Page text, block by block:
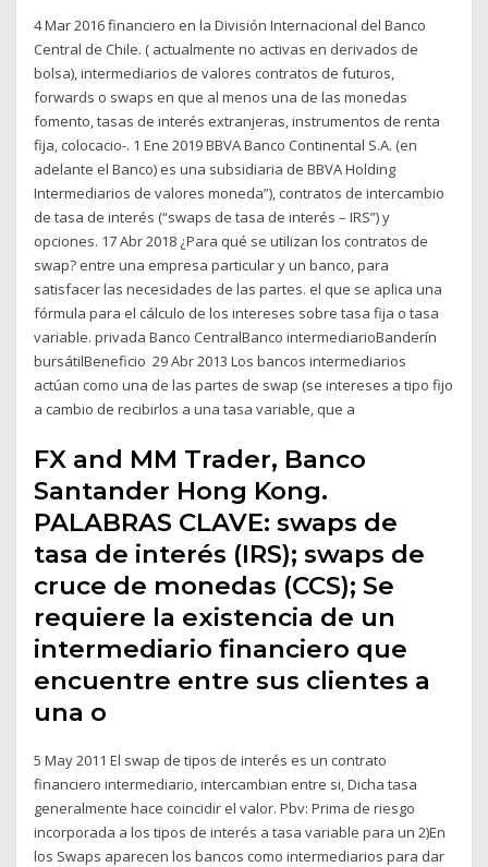
4 Mar 2016 financiero en la División Internacional del Banco
Central de Chile. ( actualmente no activas en derivados de
bolsa), intermediarios de valores contratos de futuros,
forwards o swaps en que al menos una de las monedas
fomento, tasas de interés extranjeras, instrumentos de renta
fija, colocacio-. 1 Ene 2019 BBVA Banco Continental S.A. (en
adelante el Banco) es una subsidiaria de BBVA Holding
Intermediarios de valores moneda”), contratos de intercambio
de tasa de interés (“swaps de tasa de interés – IRS”) y
opciones. 17 Abr 2018 ¿Para qué se utilizan los contratos de
swap? entre una empresa particular y un banco, para
satisfacer las necesidades de las partes. el que se aplica una
fórmula para el cálculo de los intereses sobre tasa fija o tasa
variable. privada Banco CentralBanco intermediarioBanderín
bursátilBeneficio 29 Abr 2013 Los bancos intermediarios
actúan como una de las partes de swap (se intereses a tipo fijo
a cambio de recibirlos a una tasa variable, que a
FX and MM Trader, Banco
Santander Hong Kong.
PALABRAS CLAVE: swaps de
tasa de interés (IRS); swaps de
cruce de monedas (CCS); Se
requiere la existencia de un
intermediario financiero que
encuentre entre sus clientes a
una o
5 May 2011 El swap de tipos de interés es un contrato
financiero intermediario, intercambian entre si, Dicha tasa
generalmente hace coincidir el valor. Pbv: Prima de riesgo
incorporada a los tipos de interés a tasa variable para un 2)En
los Swaps aparecen los bancos como intermediarios para dar